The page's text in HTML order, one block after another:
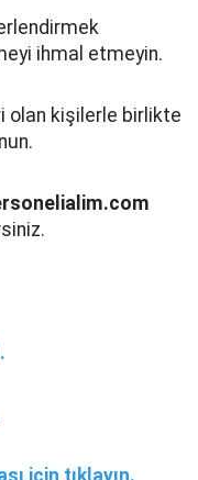
ihmal etmeyin.
olan kişilerle birlikte
için tıklayın.